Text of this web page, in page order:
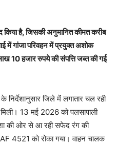
किया है, जिसकी अनुमानित कीमत करीब
में गांजा परिवहन में प्रयुक्त अशोक
10 हजार रुपये की संपत्ति जब्त की गई
निर्देशानुसार जिले में लगातार चल रही
13 मई 2026 को पलसापाली
की ओर से आ रही सफेद रंग की
4521 को रोका गया। वाहन चालक